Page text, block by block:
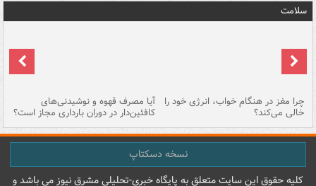
سلامت
چرا مغز در هنگام خواب، انرژی خود را
خالی می‌کند؟
آیا مصرف قهوه و نوشیدنی‌های
کافئین‌دار در دوران بارداری مجاز است؟
نسخه دسکتاپ
کليه حقوق اين سايت متعلق به پایگاه خبري-تحليلي مشرق نيوز می باشد و